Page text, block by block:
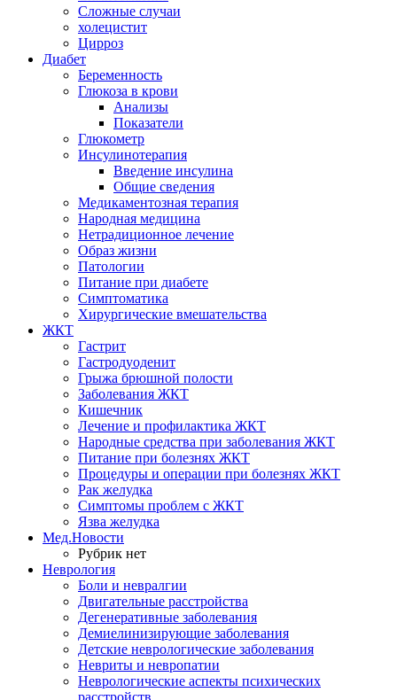
Сложные случаи
холецистит
Цирроз
Диабет
Беременность
Глюкоза в крови
Анализы
Показатели
Глюкометр
Инсулинотерапия
Введение инсулина
Общие сведения
Медикаментозная терапия
Народная медицина
Нетрадиционное лечение
Образ жизни
Патологии
Питание при диабете
Симптоматика
Хирургические вмешательства
ЖКТ
Гастрит
Гастродуоденит
Грыжа брюшной полости
Заболевания ЖКТ
Кишечник
Лечение и профилактика ЖКТ
Народные средства при заболевания ЖКТ
Питание при болезнях ЖКТ
Процедуры и операции при болезнях ЖКТ
Рак желудка
Симптомы проблем с ЖКТ
Язва желудка
Мед.Новости
Рубрик нет
Неврология
Боли и невралгии
Двигательные расстройства
Дегенеративные заболевания
Демиелинизирующие заболевания
Детские неврологические заболевания
Невриты и невропатии
Неврологические аспекты психических
расстройств